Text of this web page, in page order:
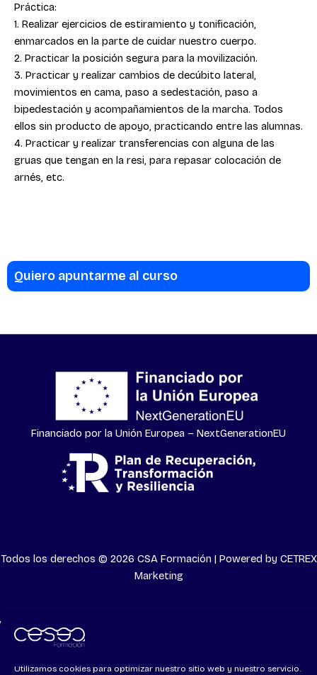
Utilizamos cookies para optimizar nuestro sitio web y nuestro servicio.
Práctica:
1. Realizar ejercicios de estiramiento y tonificación,
enmarcados en la parte de cuidar nuestro cuerpo.
2. Practicar la posición segura para la movilización.
3. Practicar y realizar cambios de decúbito lateral,
movimientos en cama, paso a sedestación, paso a
bipedestación y acompañamientos de la marcha. Todos
ellos sin producto de apoyo, practicando entre las alumnas.
4. Practicar y realizar transferencias con alguna de las
gruas que tengan en la resi, para repasar colocación de
arnés, etc.
Quiero apuntarme al curso
Financiado por la Unión Europea – NextGenerationEU
Todos los derechos © 2026 CSA Formación | Powered by CETREX
Marketing
Need help? Our team is just a message away